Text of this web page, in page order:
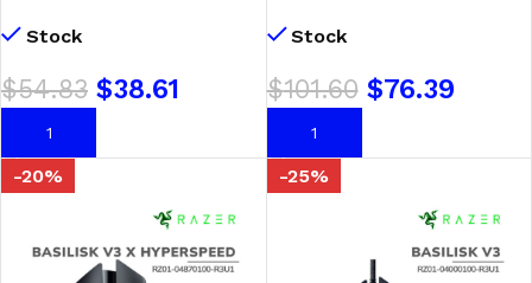
R3U1Stock
$54.83 $38.61
AÑADIR AL CARRITO
WIRELESS| SENSOR FOCUS
Stock
$101.60 $76.39
AÑADIR AL CARRITO
-20% -25%